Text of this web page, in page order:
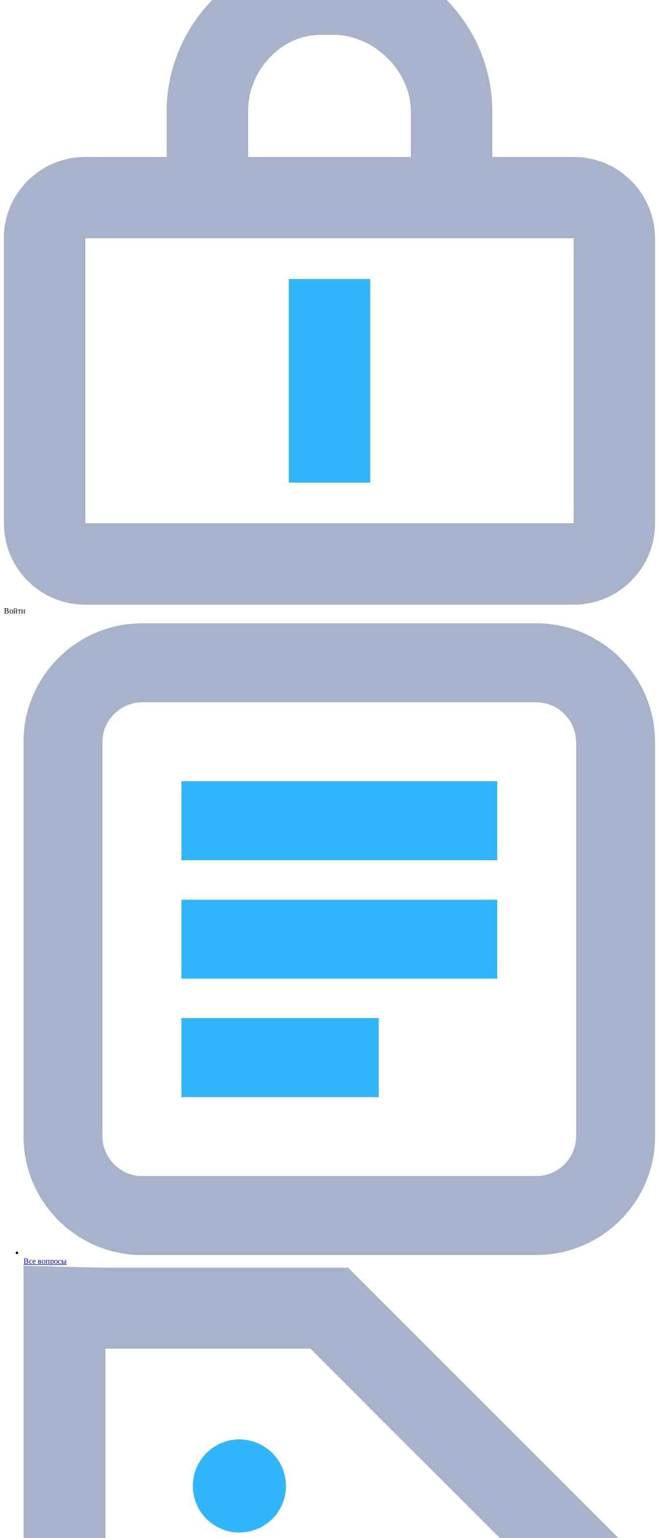
Войти
Все вопросы